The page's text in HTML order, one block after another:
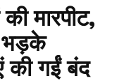
मारपीट,
भड़के
की गईं बंद